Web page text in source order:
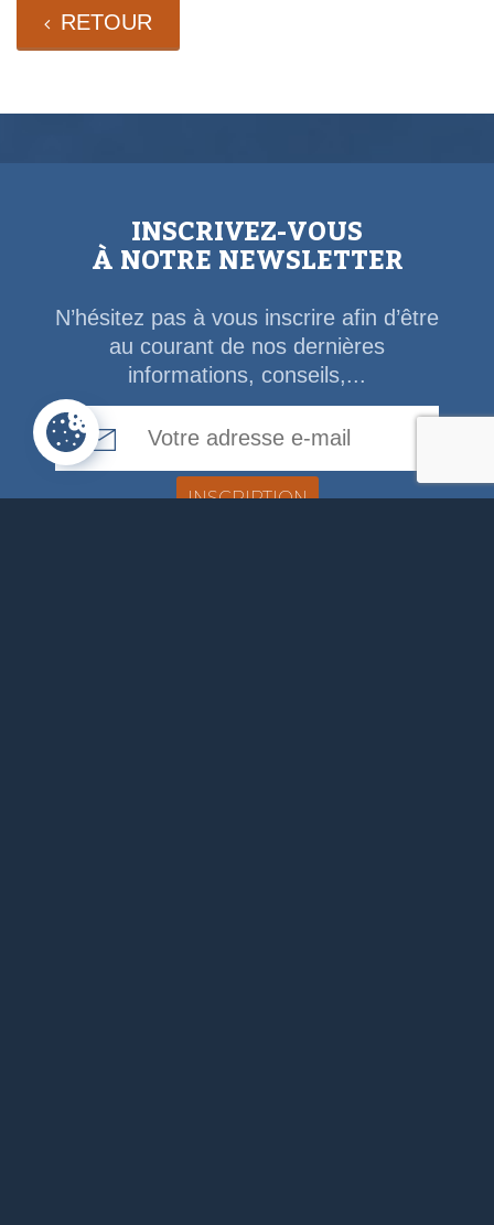
RETOUR
INSCRIVEZ-VOUS
À NOTRE NEWSLETTER
N’hésitez pas à vous inscrire afin d’être
au courant de nos dernières
informations, conseils,...